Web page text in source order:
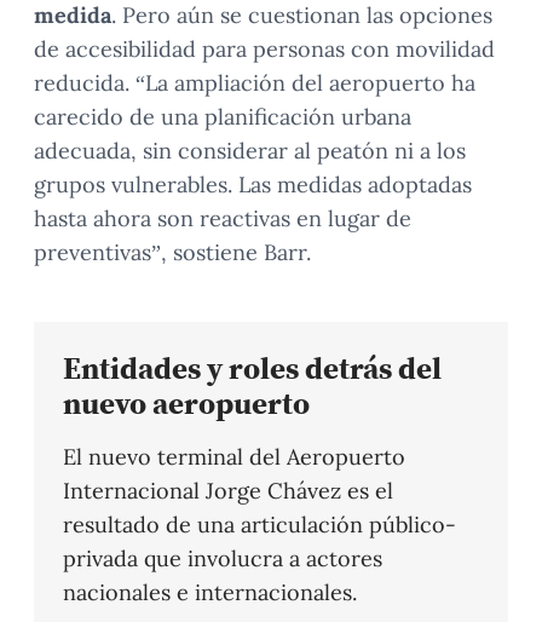
medida. Pero aún se cuestionan las opciones
de accesibilidad para personas con movilidad
reducida. “La ampliación del aeropuerto ha
carecido de una planificación urbana
adecuada, sin considerar al peatón ni a los
grupos vulnerables. Las medidas adoptadas
hasta ahora son reactivas en lugar de
preventivas”, sostiene Barr.
Entidades y roles detrás del
nuevo aeropuerto
El nuevo terminal del Aeropuerto
Internacional Jorge Chávez es el
resultado de una articulación público-
privada que involucra a actores
nacionales e internacionales.